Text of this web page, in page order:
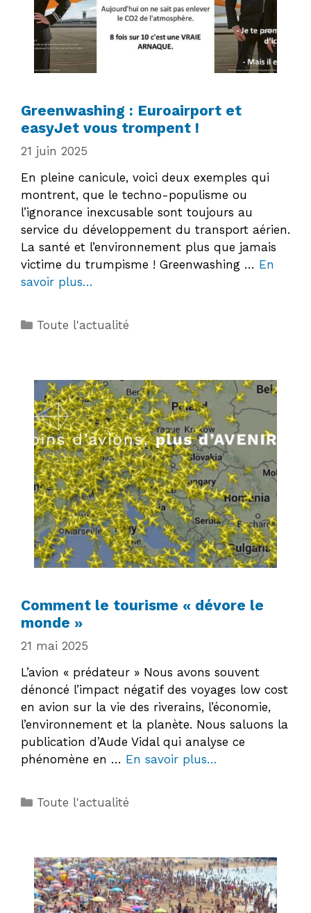
Greenwashing : Euroairport et
easyJet vous trompent !
21 juin 2025
En pleine canicule, voici deux exemples qui
montrent, que le techno-populisme ou
l’ignorance inexcusable sont toujours au
service du développement du transport aérien.
La santé et l’environnement plus que jamais
victime du trumpisme ! Greenwashing … En
savoir plus…
Catégories
Toute l'actualité
Comment le tourisme « dévore le
monde »
21 mai 2025
L’avion « prédateur » Nous avons souvent
dénoncé l’impact négatif des voyages low cost
en avion sur la vie des riverains, l’économie,
l’environnement et la planète. Nous saluons la
publication d’Aude Vidal qui analyse ce
phénomène en … En savoir plus…
Catégories
Toute l'actualité